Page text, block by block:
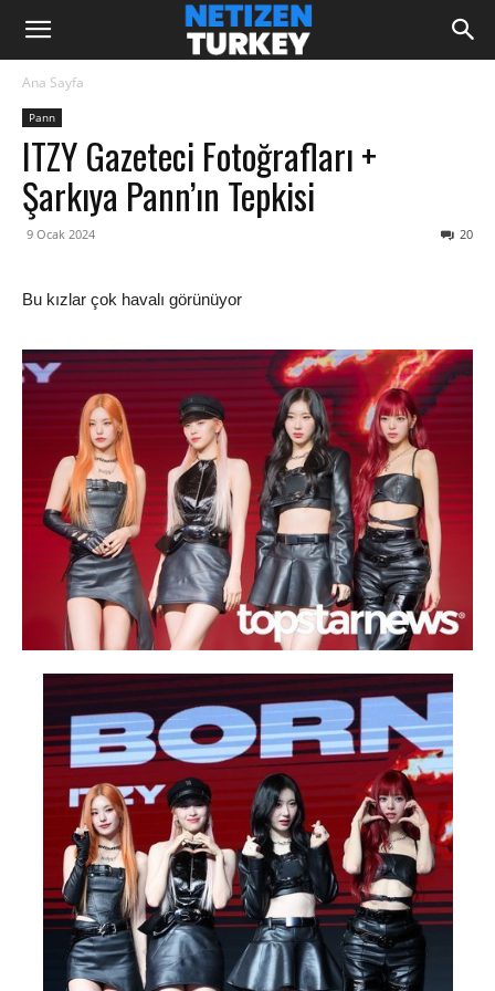
Ana Sayfa
Pann
ITZY Gazeteci Fotoğrafları +
Şarkıya Pann’ın Tepkisi
9 Ocak 2024 20
Bu kızlar çok havalı görünüyor